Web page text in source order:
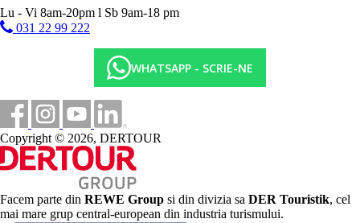
Nota
In Grecia, trebuie sa platiti taxa turistica in functie de
categoria hotelului. Taxa nu este inclusa in pretul turului si
trebuie platita de catre client direct la receptia hotelului.
Taxa turistica
Incepand cu 2025, in Grecia exista obligatia de a plati taxa
climatica in functie de categoria de hotel. Taxa nu este inclusa in
tariful ofertei si va fi achitata de catre client la receptia hotelului.
Noile taxe de statiune in Grecia sunt (Aprilie – Octombrie):
10.00 €. Tarifele afisate sunt pe camera/noapte.
Distanţe
Lu - Vi 8am-20pm l Sb 9am-18 pm
031 22 99 222
WHATSAPP - SCRIE-NE
Copyright © 2026, DERTOUR
Facem parte din REWE Group si din divizia sa DER Touristik, cel
mai mare grup central-european din industria turismului.